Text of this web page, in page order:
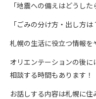
「地震への備えはどうした
「ごみの分け方・出し方は
札幌の生活に役立つ情報を
オリエンテーションの後
相談する時間もあります！
お話しする内容は札幌に